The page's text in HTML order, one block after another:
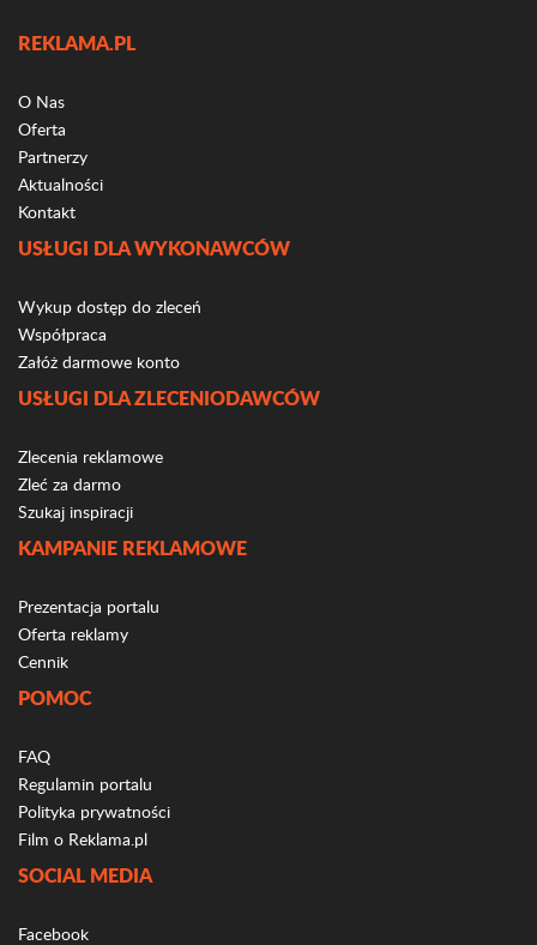
REKLAMA.PL
O Nas
Oferta
Partnerzy
Aktualności
Kontakt
USŁUGI DLA WYKONAWCÓW
Wykup dostęp do zleceń
Współpraca
Załóż darmowe konto
USŁUGI DLA ZLECENIODAWCÓW
Zlecenia reklamowe
Zleć za darmo
Szukaj inspiracji
KAMPANIE REKLAMOWE
Prezentacja portalu
Oferta reklamy
Cennik
POMOC
FAQ
Regulamin portalu
Polityka prywatności
Film o Reklama.pl
SOCIAL MEDIA
Facebook